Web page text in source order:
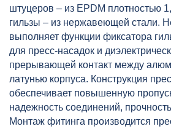
штуцеров – из EPDM плотностью
гильзы – из нержавеющей стали.
выполняет функции фиксатора
для пресс-насадок и
прерывающей контакт между
латунью корпуса. Конструкция
обеспечивает повышенную
надежность соединений,
Монтаж фитинга производится